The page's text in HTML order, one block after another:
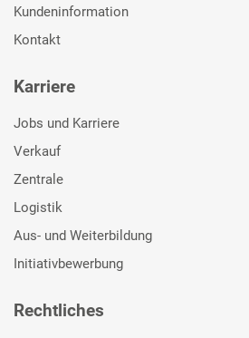
Kundeninformation
Kontakt
Karriere
Jobs und Karriere
Verkauf
Zentrale
Logistik
Aus- und Weiterbildung
Initiativbewerbung
Rechtliches